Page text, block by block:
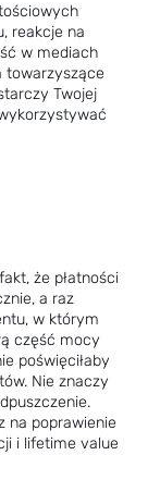
reakcje na
w mediach
towarzyszące
Twojej
że płatności
a raz
w którym
część mocy
poświęciłaby
Nie znaczy
na poprawienie
i lifetime value